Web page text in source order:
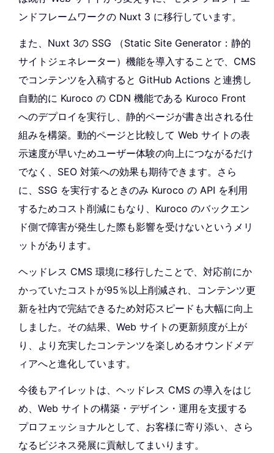
ンドフレームワークの Nuxt 3 に移行しています。
また、Nuxt 3の SSG （Static Site Generator：静的
サイトジェネレーター）機能を導入することで、CMS
でコンテンツを入稿すると GitHub Actions と連携し
自動的に Kuroco の CDN 機能である Kuroco Front
へのデプロイを実行し、静的ページが書き出される仕
組みを構築。動的ページと比較して Web サイトの表
示速度が早いためユーザー体験の向上につながるだけ
でなく、SEO 対策への効果も期待できます。さら
に、SSG を実行するときのみ Kuroco の API を利用
するためコスト削減にもなり、Kuroco のバックエン
ド側で障害が発生した際も影響を受けないというメリ
ットがあります。
ヘッドレス CMS 環境に移行したことで、対応前にか
かっていたコストが95％以上削減され、コンテンツ更
新を社内で完結できるため対応スピードも大幅に向上
しました。その結果、Web サイトの更新頻度が上が
り、より充実したコンテンツを楽しめるオウンドメデ
ィアへと進化しています。
今後もアイレットは、ヘッドレス CMS の導入をはじ
め、Web サイトの構築・デザイン・運用を支援する
プロフェッショナルとして、お客様に寄り添い、さら
なるビジネス発展に貢献してまいります。